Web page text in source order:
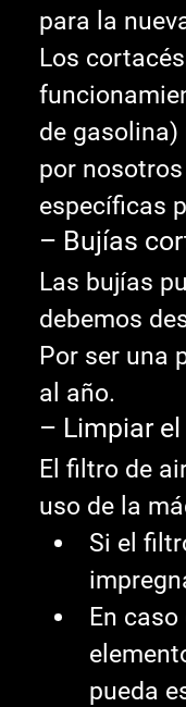
para la
Los
de gasolina)
por
específicas
– Bujías
Las bujías
debemos
Por ser una
al año.
– Limpiar
El filtro de
uso de la
Si el
En
pueda